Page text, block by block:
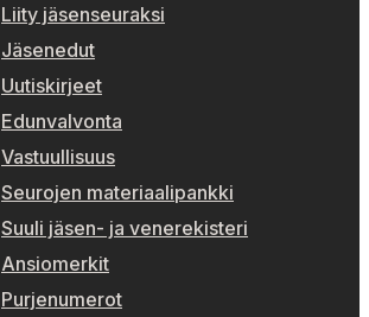
Liity jäsenseuraksi
Jäsenedut
Uutiskirjeet
Edunvalvonta
Vastuullisuus
Seurojen materiaalipankki
Suuli jäsen- ja venerekisteri
Ansiomerkit
Purjenumerot